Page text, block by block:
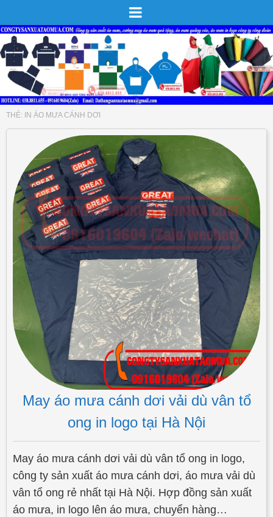
THẺ: IN ÁO MƯA CÁNH DƠI
May áo mưa cánh dơi vải dù vân tổ
ong in logo tại Hà Nội
May áo mưa cánh dơi vải dù vân tổ ong in logo,
công ty sản xuất áo mưa cánh dơi, áo mưa vải dù
vân tổ ong rẻ nhất tại Hà Nội. Hợp đồng sản xuất
áo mưa, in logo lên áo mưa, chuyển hàng…